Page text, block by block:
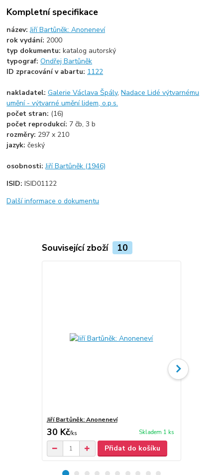
Kompletní specifikace
název:Jiří Bartůněk: Anoneneví
rok vydání: 2000
typ dokumentu:katalog autorský
typograf:Ondřej Bartůněk
ID zpracování v abartu: 1122
nakladatel:Galerie Václava Špály,Nadace Lidé výtvarnému
umění - výtvarné umění lidem, o.p.s.
počet stran: (16)
počet reprodukcí: 7 čb, 3 b
rozměry: 297 x 210
jazyk:český
osobnosti:Jiří Bartůněk (1946)
ISID:ISID01122
Další informace o dokumentu
Související zboží 10
Jiří Bartůněk: Anoneneví
30 Kč/ks Skladem 1 ks
Přidat do košíku